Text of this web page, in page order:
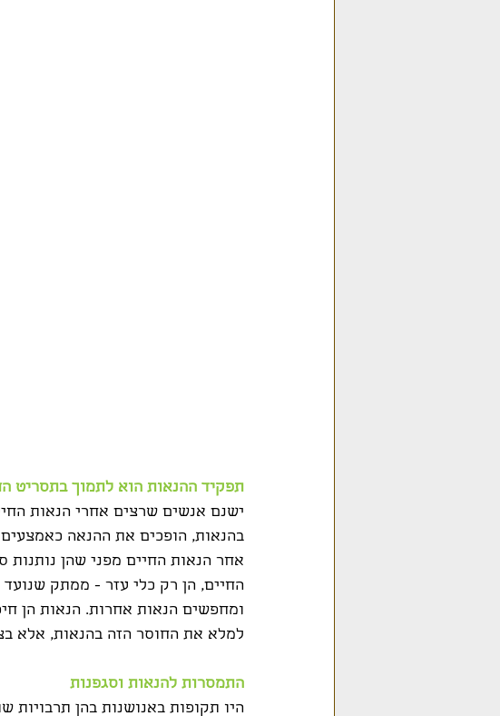
תפקיד ההנאות הוא לתמוך בתסריט
ישנם אנשים שרצים אחרי הנאות
בהנאות, הופכים את ההנאה
אחר הנאות החיים מפני שהן נותנות
החיים, הן רק כלי עזר - ממתק
ומחפשים הנאות אחרות. הנאות הן
למלא את החוסר הזה בהנאות, אלא
התמסרות להנאות וסגפנות
היו תקופות באנושנות בהן